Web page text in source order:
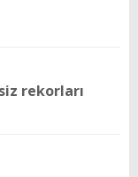
rekorları